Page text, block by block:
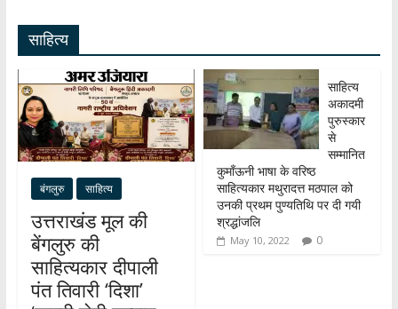
A
p
p
o
k
m
e
dI
n
साहित्य
बंगलुरु साहित्य
उत्तराखंड मूल की
बेंगलुरु की
साहित्यकार दीपाली
पंत तिवारी ‘दिशा’
साहित्य
अकादमी
पुरुस्कार
से
सम्मानित
कुमाँऊनी भाषा के वरिष्ठ
साहित्यकार मथुरादत्त मठपाल को
उनकी प्रथम पुण्यतिथि पर दी गयी
श्रद्धांजलि
May 10, 2022 0